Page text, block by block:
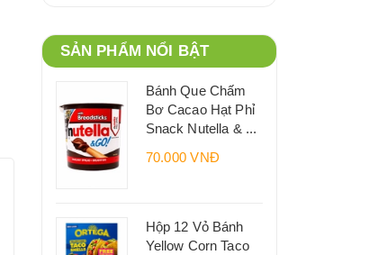
SẢN PHẨM NỔI BẬT
Bánh Que Chấm
Bơ Cacao Hạt Phỉ
Snack Nutella & ...
70.000 VNĐ
Hộp 12 Vỏ Bánh
Yellow Corn Taco